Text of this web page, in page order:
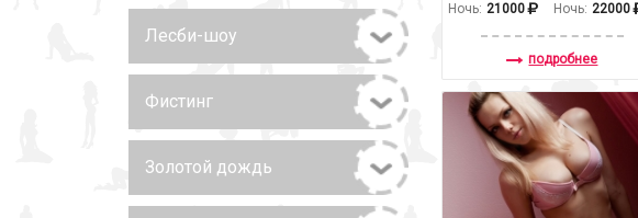
Лесби-шоу
Фистинг
Золотой дождь
Ночь: 21000
Ночь: 22000
подробнее